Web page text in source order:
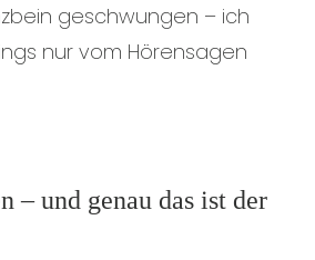
geschwungen – ich
nur vom Hörensagen
– und genau das ist der